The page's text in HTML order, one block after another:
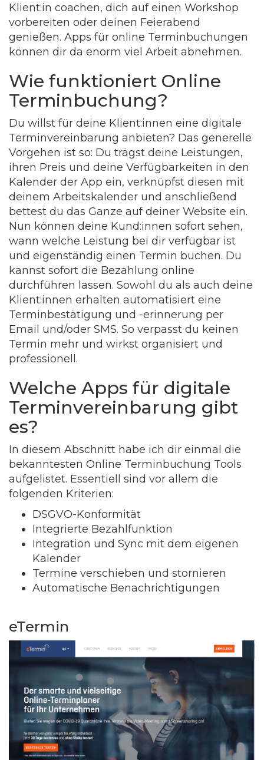
Klient:in coachen, dich auf einen Workshop
vorbereiten oder deinen Feierabend
genießen. Apps für online Terminbuchungen
können dir da enorm viel Arbeit abnehmen.
Wie funktioniert Online
Terminbuchung?
Du willst für deine Klient:innen eine digitale
Terminvereinbarung anbieten? Das generelle
Vorgehen ist so: Du trägst deine Leistungen,
ihren Preis und deine Verfügbarkeiten in den
Kalender der App ein, verknüpfst diesen mit
deinem Arbeitskalender und anschließend
bettest du das Ganze auf deiner Website ein.
Nun können deine Kund:innen sofort sehen,
wann welche Leistung bei dir verfügbar ist
und eigenständig einen Termin buchen. Du
kannst sofort die Bezahlung online
durchführen lassen. Sowohl du als auch deine
Klient:innen erhalten automatisiert eine
Terminbestätigung und -erinnerung per
Email und/oder SMS. So verpasst du keinen
Termin mehr und wirkst organisiert und
professionell.
Welche Apps für digitale
Terminvereinbarung gibt
es?
In diesem Abschnitt habe ich dir einmal die
bekanntesten Online Terminbuchung Tools
aufgelistet. Essentiell sind vor allem die
folgenden Kriterien:
DSGVO-Konformität
Integrierte Bezahlfunktion
Integration und Sync mit dem eigenen
Kalender
Termine verschieben und stornieren
Automatische Benachrichtigungen
eTermin